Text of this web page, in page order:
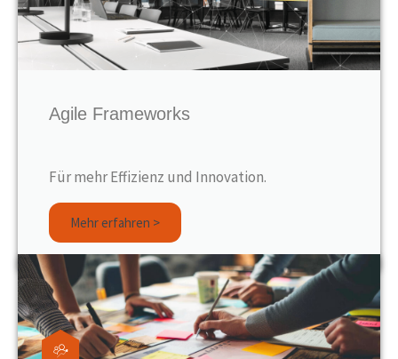
Agile Frameworks
Für mehr Effizienz und Innovation.
Mehr erfahren >